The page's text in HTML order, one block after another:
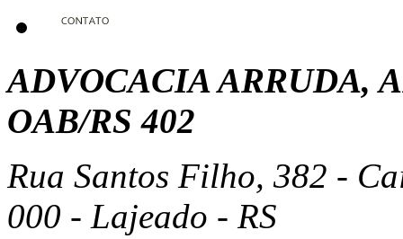
ADVOCACIA ARRUDA,
OAB/RS 402
Rua Santos Filho, 382 -
000 - Lajeado - RS